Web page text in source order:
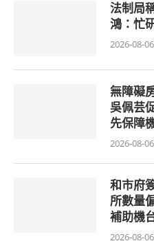
法制局
鴻：忙
2026-08-
無障礙
吳佩芸
先保障
2026-08-
和市府
所數量
補助機
2026-08-